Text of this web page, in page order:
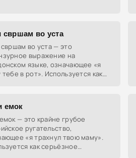
свршам во уста
во уста — это
выражение на
языке, означающее «я
тебе в рот». Используется как
емок
— это крайне грубое
ругательство,
«я трахнул твою маму».
как серьёзное